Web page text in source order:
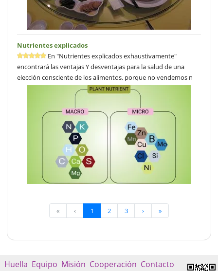
Nutrientes explicados
En "Nutrientes explicados exhaustivamente"
encontrará las ventajas Y desventajas para la salud de una
elección consciente de los alimentos, porque no vendemos n
« ‹ 1 2 3 › »
Huella Equipo Misión Cooperación Contacto